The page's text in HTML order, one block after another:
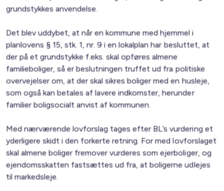
grundstykkes anvendelse.
Det blev uddybet, at når en kommune med hjemmel i
planlovens § 15, stk. 1, nr. 9 i en lokalplan har besluttet, at
der på et grundstykke f.eks. skal opføres almene
familieboliger, så er beslutningen truffet ud fra politiske
overvejelser om, at der skal sikres boliger med en husleje,
som også kan betales af lavere indkomster, herunder
familier boligsocialt anvist af kommunen.
Med nærværende lovforslag tages efter BL’s vurdering et
yderligere skidt i den forkerte retning. For med lovforslaget
skal almene boliger fremover vurderes som ejerboliger, og
ejendomsskatten fastsættes ud fra, at boligerne udlejes
til markedsleje.